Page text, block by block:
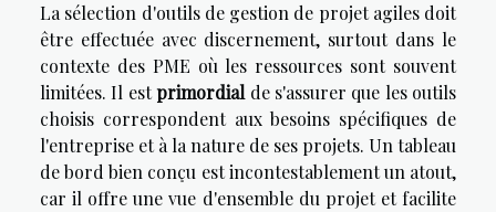
La sélection d'outils de gestion de projet agiles doit
être effectuée avec discernement, surtout dans le
contexte des PME où les ressources sont souvent
limitées. Il estprimordial de s'assurer que les outils
choisis correspondent aux besoins spécifiques de
l'entreprise et à la nature de ses projets. Un tableau
de bord bien conçu est incontestablement un atout,
car il offre une vue d'ensemble du projet et facilite